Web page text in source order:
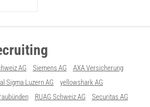
AG Siemens AG
AXA Versicherung
Sigma Luzern AG
yellowshark AG
RUAG Schweiz AG Securitas AG